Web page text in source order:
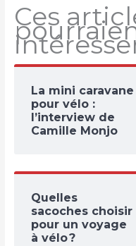
Ces
La mini caravane
pour vélo :
l’interview de
Camille Monjo
Quelles
sacoches choisir
pour un voyage
à vélo ?